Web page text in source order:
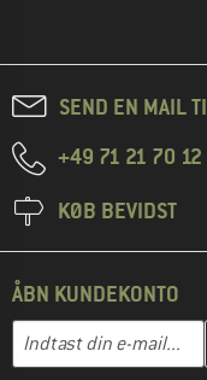
SEND EN MAIL
+49 71 21 70 12
KØB BEVIDST
ÅBN KUNDEKONTO
Indtast din e-mail...
Indtast din e-